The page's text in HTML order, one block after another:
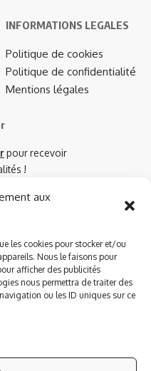
aux
les cookies pour stocker et/ou
Nous le faisons pour
afficher des publicités
nous permettra de traiter des
ou les ID uniques sur ce
INFORMATIONS LEGALES
Politique de cookies
Politique de confidentialité
Mentions légales
pour recevoir
!